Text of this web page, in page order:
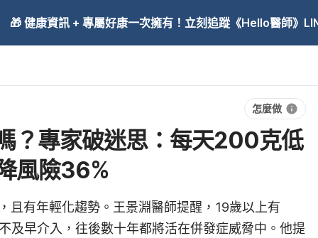
🎁 健康資訊 + 專屬好康一次擁有！立刻追蹤《Hello醫師》
怎麼做
？專家破迷思：每天200克低
風險36%
，且有年輕化趨勢。 王景淵醫師提醒，19歲以上有
不及早介入，往後數十年都將活在併發症威脅中。他提